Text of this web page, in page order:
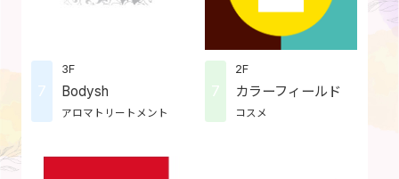
7
3F
Bodysh
アロマトリートメント
7
2F
カラーフィールド
コスメ